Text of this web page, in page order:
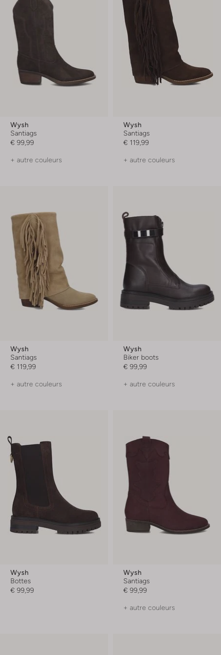
Wysh
Santiags
€ 99,99
+ autre couleurs
Wysh
Santiags
€ 119,99
+ autre couleurs
Wysh
Santiags
€ 119,99
+ autre couleurs
Wysh
Biker boots
€ 99,99
+ autre couleurs
Wysh
Bottes
€ 99,99
Wysh
Santiags
€ 99,99
+ autre couleurs